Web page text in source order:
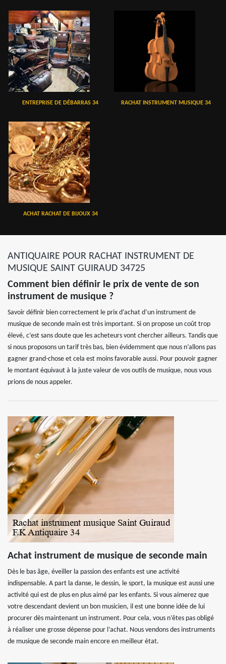
ENTREPRISE DE DÉBARRAS 34 RACHAT INSTRUMENT MUSIQUE 34
ACHAT RACHAT DE BIJOUX 34
ANTIQUAIRE POUR RACHAT INSTRUMENT DE
MUSIQUE SAINT GUIRAUD 34725
Comment bien définir le prix de vente de son
instrument de musique ?
Savoir définir bien correctement le prix d’achat d’un instrument de
musique de seconde main est très important. Si on propose un coût trop
élevé, c’est sans doute que les acheteurs vont chercher ailleurs. Tandis que
si nous proposons un tarif très bas, bien évidemment que nous n’allons pas
gagner grand-chose et cela est moins favorable aussi. Pour pouvoir gagner
le montant équivaut à la juste valeur de vos outils de musique, nous vous
prions de nous appeler.
Achat instrument de musique de seconde main
Dès le bas âge, éveiller la passion des enfants est une activité
indispensable. A part la danse, le dessin, le sport, la musique est aussi une
activité qui est de plus en plus aimé par les enfants. Si vous aimerez que
votre descendant devient un bon musicien, il est une bonne idée de lui
procurer dès maintenant un instrument. Pour cela, vous n’êtes pas obligé
à réaliser une grosse dépense pour l’achat. Nous vendons des instruments
de musique de seconde main encore en meilleur état.